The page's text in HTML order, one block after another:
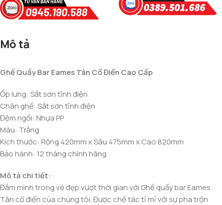
Mô tả
Ghế Quầy Bar Eames Tân Cổ Điển Cao Cấp
Ốp lưng: Sắt sơn tĩnh điện
Chân ghế: Sắt sơn tĩnh điện
Đệm ngồi: Nhựa PP
Màu: Trắng
Kích thước: Rộng 420mm x Sâu 475mm x Cao 820mm
Bảo hành: 12 tháng chính hãng
Mô tả chi tiết:
Đắm mình trong vẻ đẹp vượt thời gian với Ghế quầy bar Eames
Tân cổ điển của chúng tôi. Được chế tác tỉ mỉ với sự pha trộn